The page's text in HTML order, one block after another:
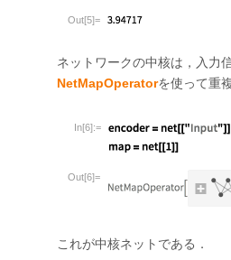
Out[5]=
ネットワークの中核は，入力
NetMapOperatorを使って重
In[6]:=
Out[6]=
これが中核ネットである．